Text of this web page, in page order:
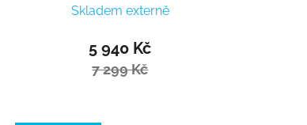
Skladem externě
5 940 Kč
7 299 Kč